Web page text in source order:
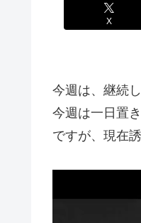
X
今週は、継続
今週は一日置
ですが、現在